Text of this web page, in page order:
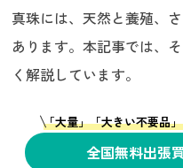
真珠には、天然と養殖、
あります。本記事では、
く解説しています。
「大量」「大きい不要品
全国無料出張